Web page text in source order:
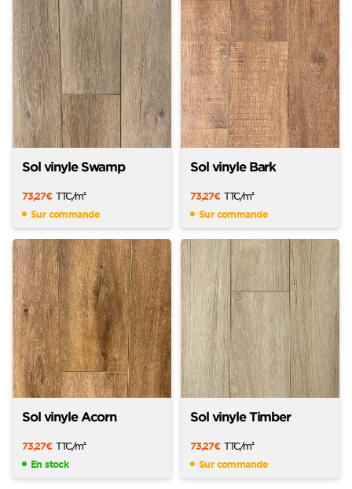
Sol vinyle Swamp
73,27€ TTC/m2
Sur commande
Sol vinyle Bark
73,27€ TTC/m2
Sur commande
Sol vinyle Acorn
73,27€ TTC/m2
En stock
Sol vinyle Timber
73,27€ TTC/m2
Sur commande